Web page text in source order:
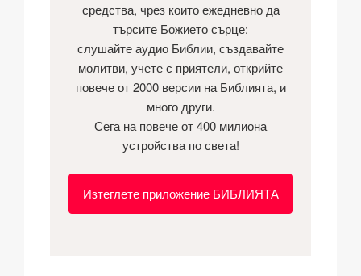
средства, чрез които ежедневно да
търсите Божието сърце:
слушайте аудио Библии, създавайте
молитви, учете с приятели, открийте
повече от 2000 версии на Библията, и
много други.
Сега на повече от 400 милиона
устройства по света!
Изтеглете приложение БИБЛИЯТА